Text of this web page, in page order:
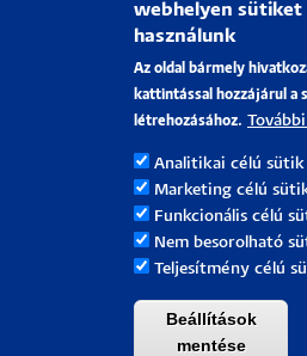
PÉCSI
H-7622
Rektori
webhelyen sütiket
használunk
Az oldal bármely
kattintással hozzájárul a
létrehozásához.
Analitikai célú sütik
Marketing célú
Funkcionális célú
Nem besorolható
Teljesítmény célú
Beállítások
mentése